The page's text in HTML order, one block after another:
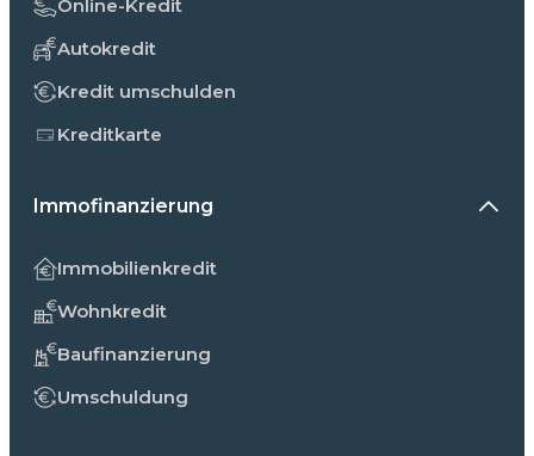
Online-Kredit
Autokredit
Kredit umschulden
Kreditkarte
Immofinanzierung
Immobilienkredit
Wohnkredit
Baufinanzierung
Umschuldung